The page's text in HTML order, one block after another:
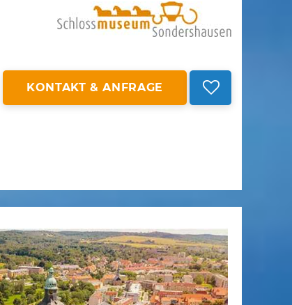
KONTAKT & ANFRAGE